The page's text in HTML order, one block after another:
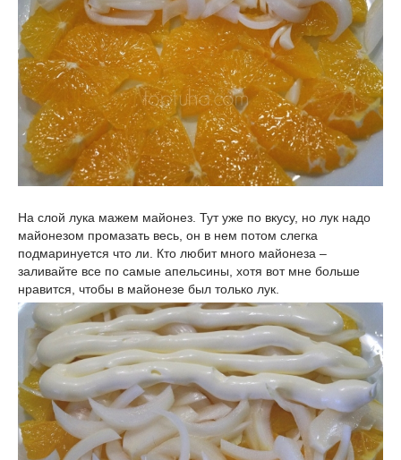
На слой лука мажем майонез. Тут уже по вкусу, но лук надо
майонезом промазать весь, он в нем потом слегка
подмаринуется что ли. Кто любит много майонеза –
заливайте все по самые апельсины, хотя вот мне больше
нравится, чтобы в майонезе был только лук.